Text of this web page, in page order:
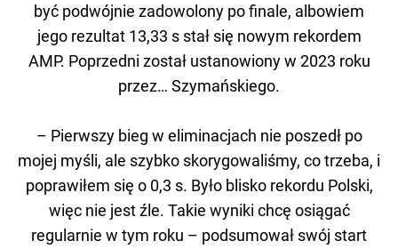
być podwójnie zadowolony po finale, albowiem
jego rezultat 13,33 s stał się nowym rekordem
AMP. Poprzedni został ustanowiony w 2023 roku
przez… Szymańskiego.
– Pierwszy bieg w eliminacjach nie poszedł po
mojej myśli, ale szybko skorygowaliśmy, co trzeba, i
poprawiłem się o 0,3 s. Było blisko rekordu Polski,
więc nie jest źle. Takie wyniki chcę osiągać
regularnie w tym roku – podsumował swój start